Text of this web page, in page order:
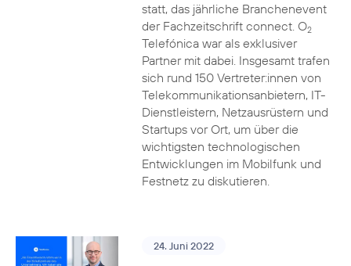
statt, das jährliche Branchenevent
der Fachzeitschrift connect. O2
Telefónica war als exklusiver
Partner mit dabei. Insgesamt trafen
sich rund 150 Vertreter:innen von
Telekommunikationsanbietern, IT-
Dienstleistern, Netzausrüstern und
Startups vor Ort, um über die
wichtigsten technologischen
Entwicklungen im Mobilfunk und
Festnetz zu diskutieren.
24. Juni 2022